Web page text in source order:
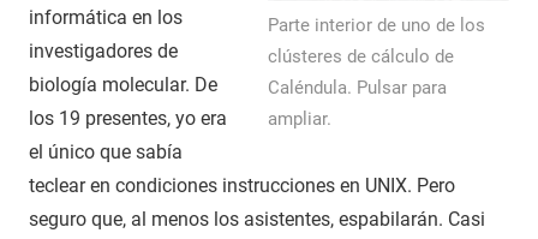
Parte interior de uno de los
clústeres de cálculo de
Caléndula. Pulsar para
ampliar.
informática en los
investigadores de
biología molecular. De
los 19 presentes, yo era
el único que sabía
teclear en condiciones instrucciones en UNIX. Pero
seguro que, al menos los asistentes, espabilarán. Casi